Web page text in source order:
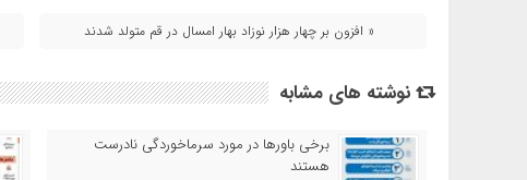
« افزون بر چهار هزار نوزاد بهار امسال در قم متولد شدند
نوشته های مشابه
برخی باورها در مورد سرماخوردگی نادرست
هستند